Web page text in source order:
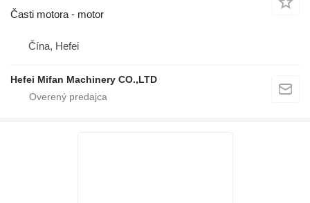
Časti motora - motor
Čína, Hefei
Hefei Mifan Machinery CO.,LTD